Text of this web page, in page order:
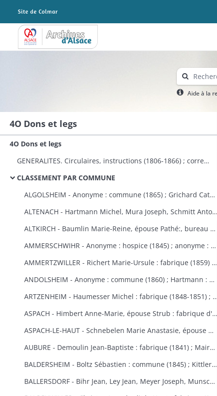
Archives Alsace - Colmar
Aide à la
4O Dons et legs
4O Dons et legs
GENERALITES. Circulaires, instructions (1806-1866) ; correspondance avec le préfet (1823-1870) ; dons à plusieurs communes et établissements publics (1808-1870) ; états des dons et legs faits aux établissements religieux et publics (1823-1870).
CLASSEMENT PAR COMMUNE
ALGOLSHEIM - Anonyme : commune (1865) ; Grichard Catherine : caisse des pauvres protestants d'Algolsheim et de Volgelsheim (1853).
ALTENACH - Hartmann Michel, Mura Joseph, Schmitt Antoine, Reinauer Joseph : fabrique (1821), Koegler Anne, épouse Fleury : fabrique (1817-1818).
ALTKIRCH - Baumlin Marie-Reine, épouse Pathé:, bureau de bienfaisance (1803) ; Baur Reine-Catherine, épouse Schneider : hospice, bureau de bienfaisance, fabrique (1841-1845) ; Bisel : hospice Saint-Morand (1849) ; Caisse d'Epargne (1) : hospice (1850-1855) ; Eberlin Joseph : hospice Saint-Morand (1844) ; Enderlin Antoine, de Durlinsdorf : hospice (1859) ; Erny : fabrique (1865) (voir aussi Thann) ; Friburger Anne-Marie, épouse Remus : hospice (1865) ; Fritsch Morand : hospice Saint-Morand (1857-1859) ; Garrosse François-Marie : bureau de bienfaisance (1802) ; Garozzi Antoine, Henner Thomas Valentin, Kiene Marie-Anne : fabrique (1813) ; Garozzi Rosalie, épouse Durthaller : hospice civil (1850) ; Gilardoni Joseph : hospice (1864) ; Haenner Xavier : fabrique (1843-1844) ; Hartmann Jean, Kiene Marie-Elisabeth : fabrique (1819) ; Hennige, curé, Reininger Elma : hospice (1855-1862) ; Hiltenbrand Marie-Salomé : hospice Saint-Morand (1854) ; Jourdain Xavier : hospice et pauvres (1854-1867) ; Kauffmann Antoine : fabrique (1814-1817) ; Koechlin André : pauvres (1854) ; Koechlin André, de Mulhouse : commune (1860) ; Loetscher : hospice Saint-Morand (1851) ; Mildner Antoine-François : hospice Saint-Morand (1831-1832) ; Mulhaupt Anne-Marie : hospice Saint-Morand (1844) ; Neef François-Joseph : fabrique (1809) ; Platel Louise : hospice et bureau de bienfaisance (1867) ; Reininger Emma-Joséphine : hospice Saint-Morand (1855) ; Reininger Marie-Françoise : bureau de bienfaisance et fabrique (1866-1868) ; Roemer Georges, curé : hospice Saint-Morand (1868-1869) ; Rudler Euphémie : hospice Saint-Morand (1869-1870) ; Sauthier : hospice Saint-Morand (1856-1857) ; Schirlin, curé de Bouxwiller : hospice Saint-Morand (1868) ; Stouff Jean-Pierre : hospice Saint-Morand (1832-1833) ; Zobel Morand : hospice Saint-Morand (1859).
AMMERSCHWIHR - Anonyme : hospice (1845) ; anonyme : hospice (1860) ; anonyme : hospice (1860) ; anonyme : hospice (1868) ; anonyme : hospice (1868) ; Bertrand Catherine, religieuse à Ensisheim : hospice (1833-1835) ; Bessler Anne-Marie, épouse Hartmann : hospice et fabrique (1848-1852) ; Bressler Elisabeth : fabrique (1840) ; Bressler Jean-Jacques, curé de Zimmerbach : hospice (1849) ; Custor François-Joseph, abbé : hospice (1822-1823) ; famille Demangeat, des Trois-Epis : hospice (1866) ; Gasser Barbe et François-Martin : hospice et fabrique (1842-1843) ; héritiers Gerber : hospice (1853-1855) ; Gerber Anne-Marie, épouse Muller : hospice (1870) ; Giroud Françoise, épouse Langlais : hospice et fabrique (1838-1845) ; Gottelman François-Joseph : chapelle des Trois-Epis (1824) ; Hartmann Martin : hospice (1851) ; Hildenfinck Joseph : hospice (1869) ; Kast Jean-Baptiste : fabrique (1865) ; Klein François-Joseph : hospice (1820-1821) ; Klein Marguerite, épouse Schielé : hospice, pauvres et fabrique (1844) ; Hamberger Françoise, épouse Bueb dit Dubois : fabrique (1846) ; Leimbach Sébastien : hospice (1835) ; Meg Sébastien : fabrique et pauvres (1828) ; Saltzmann Anne-Marie, épouse Heinrich : fabrique (1869-1870) ; Schielé Alexandre : hospice et pauvres (1828) ; Schwindenhammer Jacques : hospice (1852) ; Simonin : fabrique et pauvres (1832) ; Simonis Catherine, veuve Simonis, épouse Vejux : fabrique (1850) ; Thomann Marie-Ursule : pauvres et hospice (1838) ; Thomann Martin et Anne-Marie, son épouse : hospice (1858) ; Ulrich Catherine, épouse Kast le Vieux : hospice (1848-1852).
AMMERTZWILLER - Richert Marie-Ursule : fabrique (1859) ; Wolff Elisabeth, épouse Hinderer : pauvres d'Ammertzwiller et de Spechbach-le-Bas et fabrique d'Ammertzwiller (1854).
ANDOLSHEIM - Anonyme : commune (1860) ; Hartmann : bureau de bienfaisance (1858) ; Neubuck (de) Marie-Ursule, épouse de Mouge : fabrique (1851) ; Schuller Mathias, dit le Vieux ou le Settier : consistoire protestant (1814).
ARTZENHEIM - Haumesser Michel : fabrique (1848-1851) ; Mangold Louis Benjamin; fabrique (1857-1858).
ASPACH - Himbert Anne-Marie, épouse Strub : fabrique d'Aspach et de Heidwiller (1849).
ASPACH-LE-HAUT - Schnebelen Marie Anastasie, épouse Durwell, de Thann : enfants indigents (1867-1868).
AUBURE - Demoulin Jean-Baptiste : fabrique (1841) ; Maire Marie-Elisabeth : fabrique (1864-1865) ; Raffner Catherine : fabrique (1860) ; Stortz André : fabrique (1852-1853) ; Thiriet Jean Antoine : fabrique (1846-1847).
BALDERSHEIM - Boltz Sébastien : commune (1845) ; Kittler Marie-Anne et Françoise : fabrique (1825-1843).
BALLERSDORF - Bihr Jean, Ley Jean, Meyer Joseph, Munsch Jean : commune (1826) ; Fridolin Fortuné, Krafft Louis : fabrique (1826) ; Schwartz François-Joseph, Weist Agathe, épouse Schwartz : commune (1830) ; Walter Sébastien : fabrique (1841) ; Zinck Georges-Bernard : fabrique (1824).